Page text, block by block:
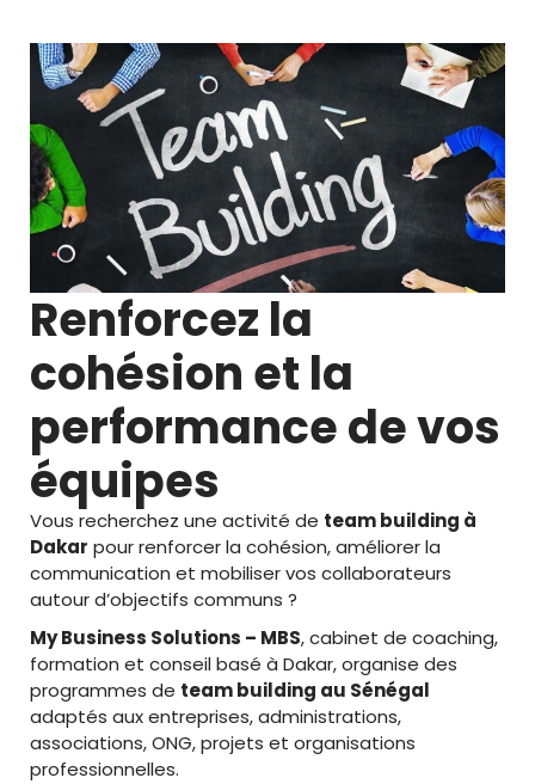
Renforcez la
cohésion et la
performance de vos
équipes
Vous recherchez une activité de team building à
Dakar pour renforcer la cohésion, améliorer la
communication et mobiliser vos collaborateurs
autour d’objectifs communs ?
My Business Solutions – MBS, cabinet de coaching,
formation et conseil basé à Dakar, organise des
programmes de team building au Sénégal
adaptés aux entreprises, administrations,
associations, ONG, projets et organisations
professionnelles.